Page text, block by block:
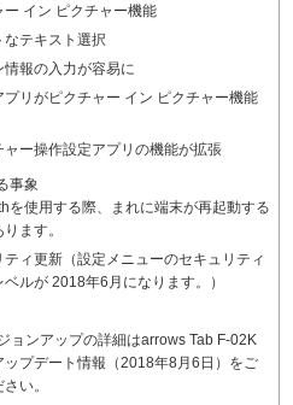
ー イン ピクチャー機能
なテキスト選択
情報の入力が容易に
プリがピクチャー イン ピクチャー機能
ャー操作設定アプリの機能が拡張
事象
を使用する際、まれに端末が再起動する
ます。
ティ更新（設定メニューのセキュリティ
ルが 2018年6月になります。）
ョンアップの詳細はarrows Tab F-02K
ップデート情報（2018年8月6日）をご
い。